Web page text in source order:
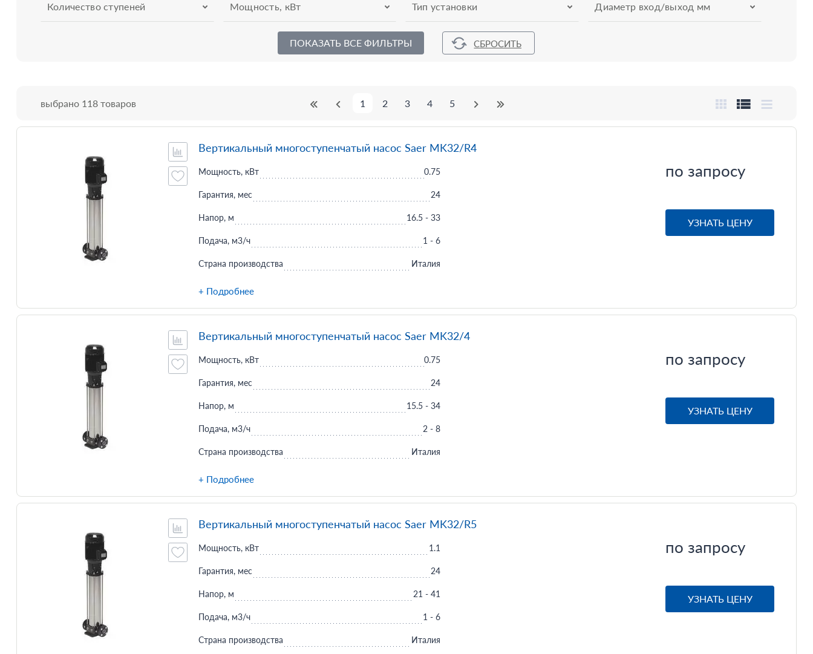
Количество ступеней Мощность, кВт Тип установки Диаметр вход/выход мм
ПОКАЗАТЬ ВСЕ ФИЛЬТРЫ
выбрано 118 товаров 1 2 3 4 5
по запросу
УЗНАТЬ ЦЕНУ
Вертикальный многоступенчатый насос Saer MK32/R4
Мощность, кВт 0.75
Гарантия, мес 24
Напор, м 16.5 - 33
Подача, м3/ч 1 - 6
Страна производства Италия
+ Подробнее
по запросу
УЗНАТЬ ЦЕНУ
Вертикальный многоступенчатый насос Saer MK32/4
Мощность, кВт 0.75
Гарантия, мес 24
Напор, м 15.5 - 34
Подача, м3/ч 2 - 8
Страна производства Италия
+ Подробнее
по запросу
УЗНАТЬ ЦЕНУ
Вертикальный многоступенчатый насос Saer MK32/R5
Мощность, кВт 1.1
Гарантия, мес 24
Напор, м 21 - 41
Подача, м3/ч 1 - 6
Страна производства Италия